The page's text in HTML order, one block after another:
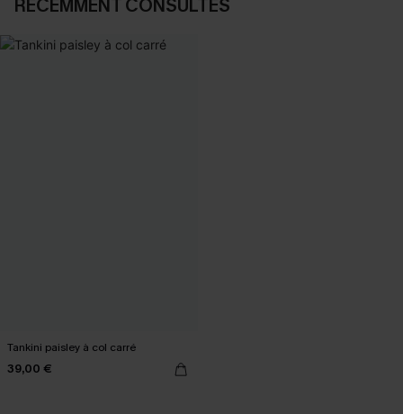
RÉCEMMENT CONSULTÉS
Tankini paisley à col carré
39,00 €